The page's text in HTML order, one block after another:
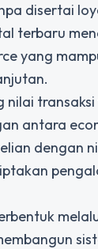
disertai
terbaru
yang
nilai
antara
dengan